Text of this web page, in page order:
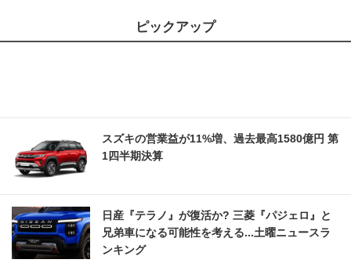
ピックアップ
スズキの営業益が11%増、過去最高1580億円 第
1四半期決算
日産『テラノ』が復活か? 三菱『パジェロ』と
兄弟車になる可能性を考える...土曜ニュースラ
ンキング